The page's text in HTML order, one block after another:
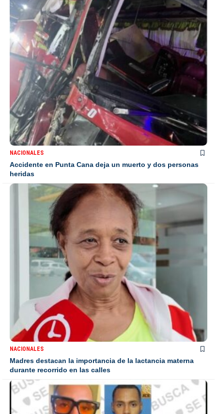
NACIONALES
Accidente en Punta Cana deja un muerto y dos personas
heridas
NACIONALES
Madres destacan la importancia de la lactancia materna
durante recorrido en las calles